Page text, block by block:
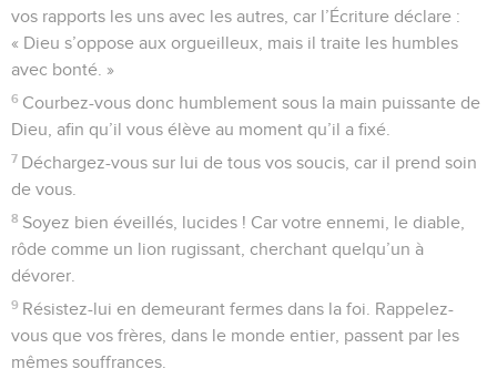
vos rapports les uns avec les autres, car l’Écriture déclare :
« Dieu s’oppose aux orgueilleux, mais il traite les humbles
avec bonté. »
6 Courbez-vous donc humblement sous la main puissante de
Dieu, afin qu’il vous élève au moment qu’il a fixé.
7 Déchargez-vous sur lui de tous vos soucis, car il prend soin
de vous.
8 Soyez bien éveillés, lucides ! Car votre ennemi, le diable,
rôde comme un lion rugissant, cherchant quelqu’un à
dévorer.
9 Résistez-lui en demeurant fermes dans la foi. Rappelez-
vous que vos frères, dans le monde entier, passent par les
mêmes souffrances.